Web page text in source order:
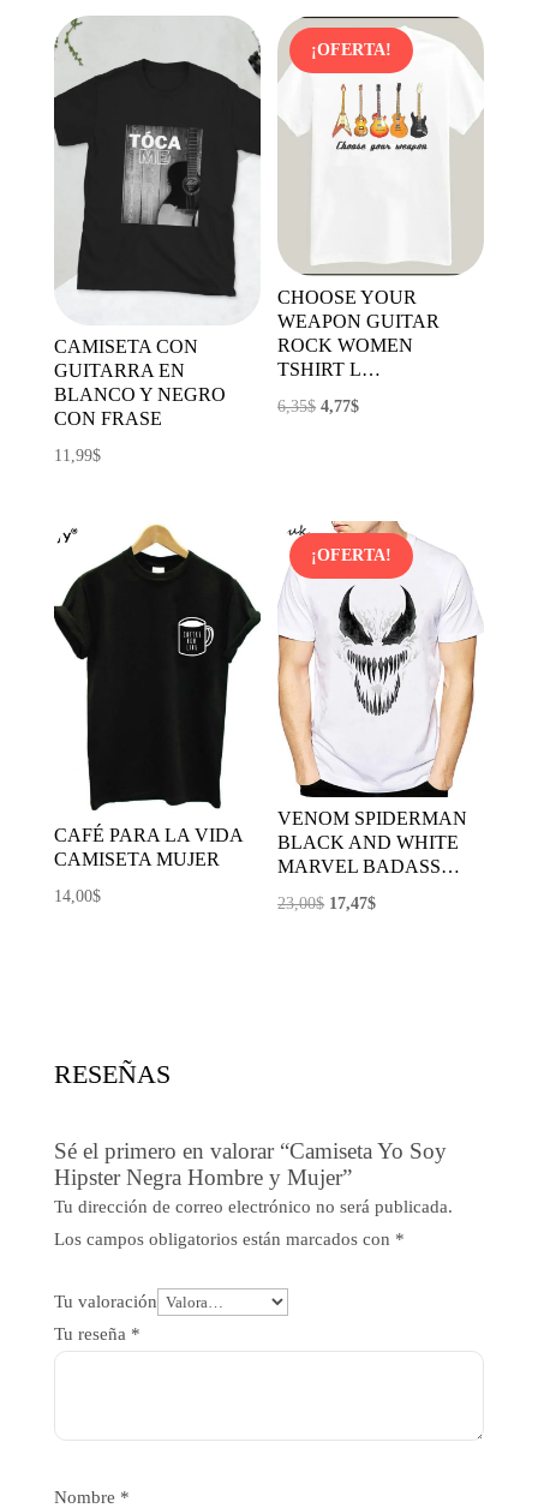
8,94$.4,38$.
CAMISETA CON
GUITARRA EN
BLANCO Y NEGRO
CON FRASE
11,99$
¡OFERTA!
CHOOSE YOUR
WEAPON GUITAR
ROCK WOMEN
TSHIRT L…
6,35$ El
6,35$.
4,77$El
4,77$.
CAFÉ PARA LA VIDA
CAMISETA MUJER
14,00$
¡OFERTA!
VENOM SPIDERMAN
BLACK AND WHITE
MARVEL BADASS…
23,00$ El
17,47$El
RESEÑAS
Sé el primero en valorar “Camiseta Yo Soy
Hipster Negra Hombre y Mujer”
Tu dirección de correo electrónico no será publicada.
Los campos obligatorios están marcados con *
Tu valoración
Tu reseña *
Nombre *